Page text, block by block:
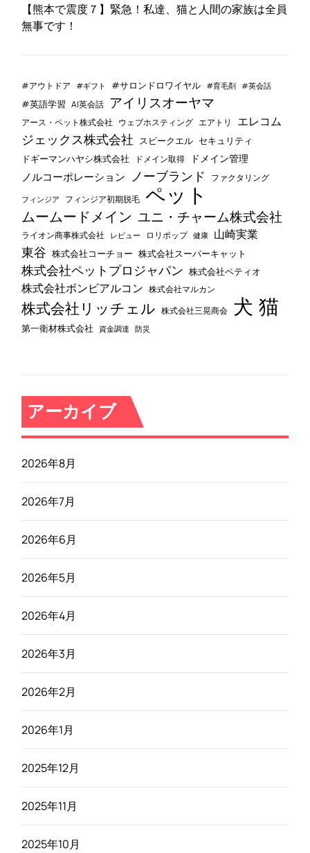
【熊本で震度７】緊急！私達、猫と人間の家族は全員
無事です！
#アウトドア #ギフト #サロンドロワイヤル #育毛剤 #英会話
#英語学習 AI英会話 アイリスオーヤマ
アース・ペット株式会社 ウェブホスティング エアトリ エレコム
ジェックス株式会社 スピークエル セキュリティ
ドギーマンハヤシ株式会社 ドメイン取得 ドメイン管理
ノルコーポレーション ノーブランド ファクタリング
フィンジア フィンジア初期脱毛 ペット
ムームードメイン ユニ・チャーム株式会社
ライオン商事株式会社 レビュー ロリポップ 健康 山崎実業
東谷 株式会社コーチョー 株式会社スーパーキャット
株式会社ペットプロジャパン 株式会社ペティオ
株式会社ボンビアルコン 株式会社マルカン
株式会社リッチェル 株式会社三晃商会 犬 猫
第一衛材株式会社 資金調達 防災
アーカイブ
2026年8月
2026年7月
2026年6月
2026年5月
2026年4月
2026年3月
2026年2月
2026年1月
2025年12月
2025年11月
2025年10月